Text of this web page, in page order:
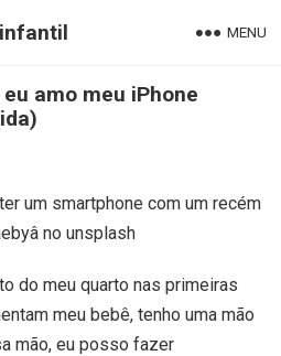
MENU
amo meu iPhone
um smartphone com um recém
no unsplash
do meu quarto nas primeiras
meu bebê, tenho uma mão
mão, eu posso fazer